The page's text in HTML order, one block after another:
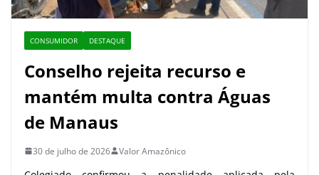
CONSUMIDOR DESTAQUE
Conselho rejeita recurso e
mantém multa contra Águas
de Manaus
30 de julho de 2026 Valor Amazônico